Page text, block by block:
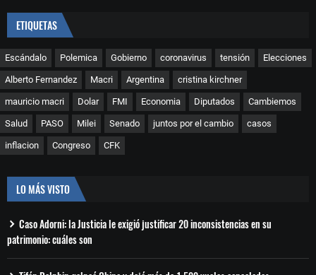
ETIQUETAS
Escándalo Polemica Gobierno coronavirus tensión Elecciones
Alberto Fernandez Macri Argentina cristina kirchner
mauricio macri Dolar FMI Economia Diputados Cambiemos
Salud PASO Milei Senado juntos por el cambio casos
inflacion Congreso CFK
LO MÁS VISTO
Caso Adorni: la Justicia le exigió justificar 20 inconsistencias en su
patrimonio: cuáles son